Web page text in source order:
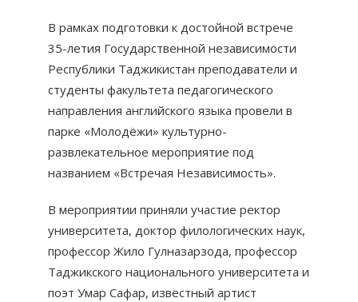
В рамках подготовки к достойной встрече
35-летия Государственной независимости
Республики Таджикистан преподаватели и
студенты факультета педагогического
направления английского языка провели в
парке «Молодёжи» культурно-
развлекательное мероприятие под
названием «Встречая Независимость».
В мероприятии приняли участие ректор
университета, доктор филологических наук,
профессор Жило Гулназарзода, профессор
Таджикского национального университета и
поэт Умар Сафар, известный артист